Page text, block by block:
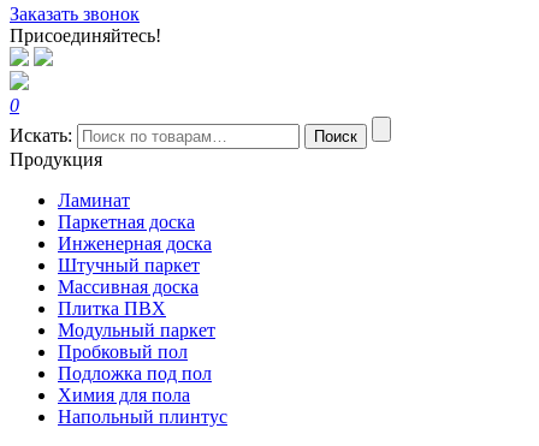
Заказать звонок
Присоединяйтесь!
0
Искать:
Поиск
Продукция
Ламинат
Паркетная доска
Инженерная доска
Штучный паркет
Массивная доска
Плитка ПВХ
Модульный паркет
Пробковый пол
Подложка под пол
Химия для пола
Напольный плинтус